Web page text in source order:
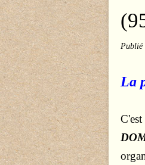
Publié
La